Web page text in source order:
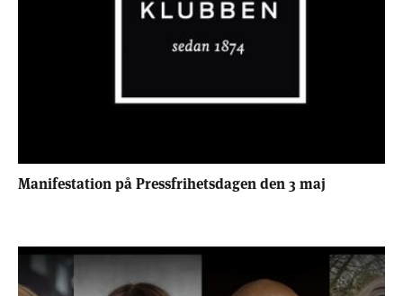
Manifestation på Pressfrihetsdagen den 3 maj